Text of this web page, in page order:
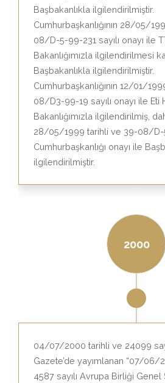
Başbakanlıkla ilgilendirilmiştir.
Cumhurbaşkanlığının 28/05/
08/D-5-99-231 sayılı onayı ile
Bakanlığımızla ilgilendirilmesi
Başbakanlıkla ilgilendirilmiştir.
Cumhurbaşkanlığının 12/01/
08/D3-99-19 sayılı onayı ile Eti
Bakanlığımızla ilgilendirilmiş,
28/05/1999 tarihli ve 39-08/D-
Cumhurbaşkanlığı onayı ile
ilgilendirilmiştir.
2000
04/07/2000 tarihli ve 24099
Gazete’de yayımlanan “07/06/
4587 sayılı Avrupa Birliği